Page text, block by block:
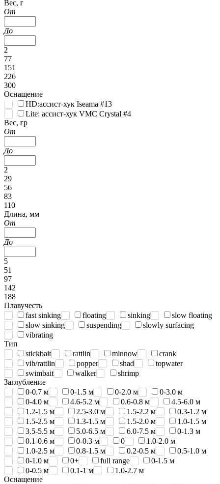
Вес, г
От
До
2
77
151
226
300
Оснащение
HD:ассист-хук Iseama #13
Lite: ассист-хук VMC Crystal #4
Вес, гр
От
До
2
29
56
83
110
Длина, мм
От
До
5
51
97
142
188
Плавучесть
fast sinking
floating sinking
slow floating
slow sinking
suspending
slowly surfacing
vibrating
Тип
stickbait
rattlin minnow
crank
vib/rattlin
popper shad
topwater
swimbait
walker
shrimp
Заглубление
0-0.7 м
0-1.5 м 0-2.0 м
0-3.0 м
0-4.0 м
4.6-5.2 м 0.6-0.8 м
4.5-6.0 м
1.2-1.5 м
2.5-3.0 м 1.5-2.2 м
0.3-1.2 м
1.5-2.5 м
1.3-1.5 м 1.5-2.0 м
1.0-1.5 м
3.5-5.5 м
5.0-6.5 м 6.0-7.5 м
0-1.3 м
0.1-0.6 м
0-0.3 м 0
1.0-2.0 м
1.0-2.5 м
0.8-1.5 м 0.2-0.5 м
0.5-1.0 м
0-1.0 м
0+ full range
0-1.5 м
0-0.5 м
0.1-1 м
1.0-2.7 м
Оснащение